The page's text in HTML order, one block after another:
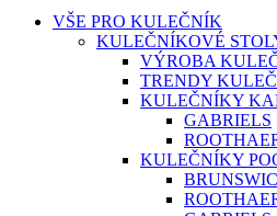
VŠE PRO KULEČNÍK
KULEČNÍKOVÉ
VÝROBA
TRENDY
KULEČNÍKY
GABRIELS
KULEČNÍKY